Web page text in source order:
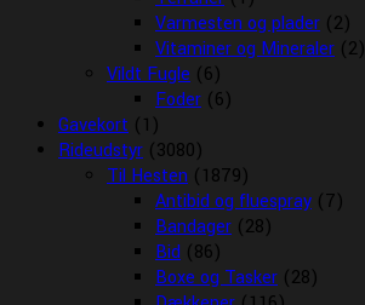
Varmesten og plader (2)
Vitaminer og Mineraler (2)
Vildt Fugle (6)
Foder (6)
Gavekort (1)
Rideudstyr (3080)
Til Hesten (1879)
Antibid og fluespray (7)
Bandager (28)
Bid (86)
Boxe og Tasker (28)